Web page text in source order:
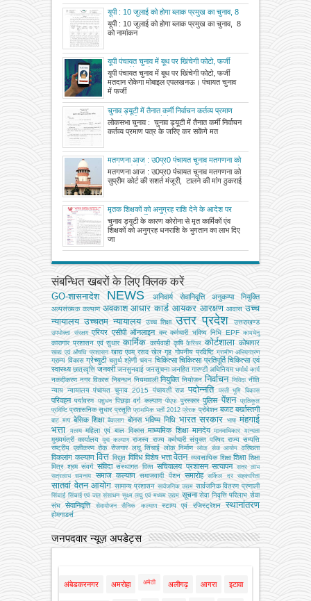
यूपी : 10 जुलाई को होगा ब्लाक प्रमुख का चुनाव, 8
को नामांकन
यूपी : 10 जुलाई को होगा ब्लाक प्रमुख का चुनाव, 8
को नामांकन
यूपी पंचायत चुनाव में बूथ पर खिंचेगी फोटो, फर्जी
मतदान रोकेगा मोबाइल एप
यूपी पंचायत चुनाव में बूथ पर खिंचेगी फोटो, फर्जी
मतदान रोकेगा मोबाइल एपलखनऊ। पंचायत चुनाव
में फर्जी
चुनाव ड्यूटी में तैनात कर्मी निर्वाचन कर्तव्य प्रमाण
पत्र के जरिए कर सकेंगे मतदान
लोकसभा चुनाव : चुनाव ड्यूटी में तैनात कर्मी निर्वाचन
कर्तव्य प्रमाण पत्र के जरिए कर सकेंगे मत
मतगणना आज : उ0प्र0 पंचायत चुनाव मतगणना को
सुप्रीम कोर्ट की सशर्त मंजूरी, टालने की मांग ठुकराई
मतगणना आज : उ0प्र0 पंचायत चुनाव मतगणना को
सुप्रीम कोर्ट की सशर्त मंजूरी, टालने की मांग ठुकराई
मृतक शिक्षकों को अनुग्रह राशि देने के आदेश पर
सरकार से पुनर्विचार की मांग ✊
चुनाव ड्यूटी के कारण कोरोना से मृत कार्मिकों एंव
शिक्षकों को अनुग्रह धनराशि के भुगतान का लाभ दिए
जा
संबन्धित खबरों के लिए क्लिक करें
GO-शासनादेश NEWS अनिवार्य सेवानिवृत्ति अनुकम्पा नियुक्ति
अल्‍पसंख्‍यक कल्‍याण अवकाश आधार कार्ड आयकर आरक्षण आवास उच्च
न्यायालय उच्चतम न्यायालय उच्‍च शिक्षा उत्तर प्रदेश उत्तराखण्ड
उपभोक्‍ता संरक्षण एरियर एसीपी ऑनलाइन कर कर्मचारी भविष्य निधि EPF कामधेनु
कारागार प्रशासन एवं सुधार कार्मिक कार्यवाही कृषि कैरियर कोर्टशाला कोषागार
खाद्य एवं औषधि प्रशासन खाद्य एवम् रसद खेल गृह गोपनीय प्रविष्टि ग्रामीण अभियन्‍त्रण
ग्राम्य विकास ग्रेच्युटी चतुर्थ श्रेणी चयन चिकित्सा चिकित्सा प्रतिपूर्ति चिकित्‍सा एवं
स्वास्थ्य छात्रवृत्ति जनवरी जनसुनवाई जनसूचना जनहित गारण्टी अधिनियम धर्मार्थ कार्य
नकदीकरण नगर विकास निबन्‍धन नियमावली नियुक्ति नियोजन निर्वाचन निविदा नीति
न्याय न्यायालय पंचायत चुनाव 2015 पंचायती राज पदोन्नति परती भूमि विकास
परिवहन पर्यावरण पशुधन पिछड़ा वर्ग कल्‍याण पीएफ पुरस्कार पुलिस पेंशन
प्रतिकूल
प्रविष्टि प्रशासनिक सुधार प्रसूति प्राथमिक भर्ती 2012 प्रेरक प्रोबेशन बजट बर्खास्तगी
बाट माप बेसिक शिक्षा बैकलाग बोनस भविष्य निधि भारत सरकार भाषा मंहगाई
भत्ता
मत्‍स्‍य महिला एवं बाल विकास माध्यमिक शिक्षा मानदेय मानवाधिकार मान्यता
मुख्‍यमंत्री कार्यालय युवा कल्याण राजस्व राज्य कर्मचारी संयुक्त परिषद राज्य सम्पत्ति
राष्ट्रीय एकीकरण रोक रोजगार लघु सिंचाई लोक निर्माण लोक सेवा आयोग वरिष्ठता
विकलांग कल्याण वित्त विद्युत विविध विशेष भत्ता वेतन व्‍यवसायिक शिक्षा शिक्षा शिक्षा
मित्र श्रम संवर्ग संविदा संस्‍थागत वित्‍त सचिवालय प्रशासन सत्यापन सत्र लाभ
सत्रलाभ
समन्वय समाज कल्याण समाजवादी पेंशन समारोह सर्किल दर सहकारिता
सातवां वेतन आयोग सामान्य प्रशासन सार्वजनिक उद्यम सार्वजनिक वितरण प्रणाली
सिंचाई सिंचाई एवं जल संसाधन सूक्ष्म लघु एवं मध्यम उद्यम सूचना सेवा निवृत्ति परिलाभ सेवा
संघ
सेवानिवृत्ति सेवायोजन सैनिक कल्‍याण स्टाम्प एवं रजिस्ट्रेशन स्थानांतरण
होमगाडर्स
जनपदवार न्यूज़ अपडेट्स
अंबेडकरनगर अमरोहा अमेठी अलीगढ़ आगरा इटावा